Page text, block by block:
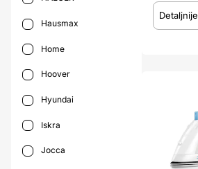
Hausmax
Home
Hoover
Hyundai
Iskra
Jocca
Detaljnije